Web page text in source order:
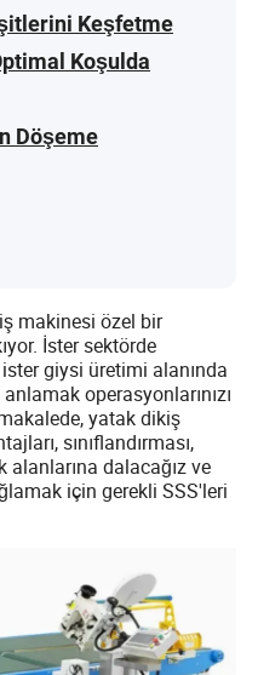
Keşfetme
Koşulda
Döşeme
makinesi özel bir
İster sektörde
giysi üretimi alanında
operasyonlarınızı
yatak dikiş
sınıflandırması,
alanlarına dalacağız ve
için gerekli SSS'leri